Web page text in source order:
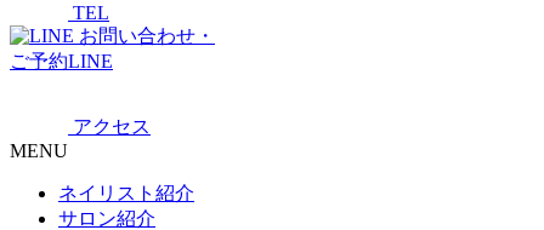
TEL
お問い合わせ・
ご予約LINE
アクセス
MENU
ネイリスト紹介
サロン紹介